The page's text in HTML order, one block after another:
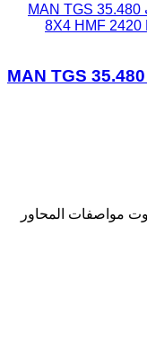
نظام الكابلات MAN TGS 35.480
8X4 HMF 2420
MAN TGS
مواصفات المحاور